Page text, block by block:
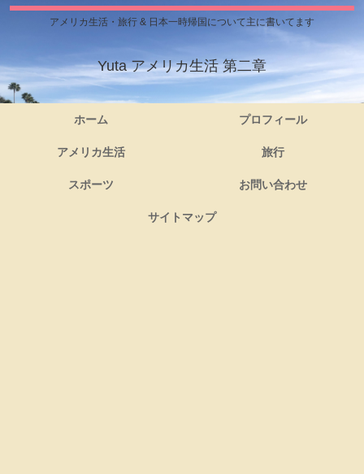
アメリカ生活・旅行 & 日本一時帰国について主に書いてます
Yuta アメリカ生活 第二章
ホーム プロフィール
アメリカ生活 旅行
スポーツ お問い合わせ
サイトマップ